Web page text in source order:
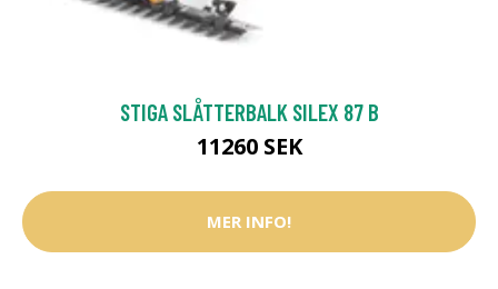
STIGA SLÅTTERBALK SILEX 87 B
11260 SEK
MER INFO!